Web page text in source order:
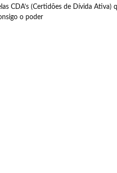
CDA’s (Certidões de Dívida Ativa)
o poder